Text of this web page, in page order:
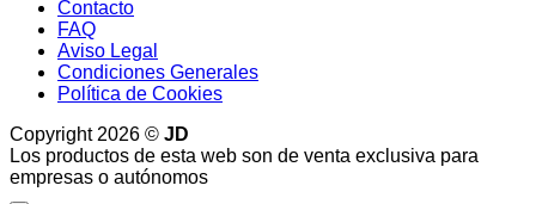
Contacto
FAQ
Aviso Legal
Condiciones Generales
Política de Cookies
Copyright 2026 © JD
Los productos de esta web son de venta exclusiva para
empresas o autónomos